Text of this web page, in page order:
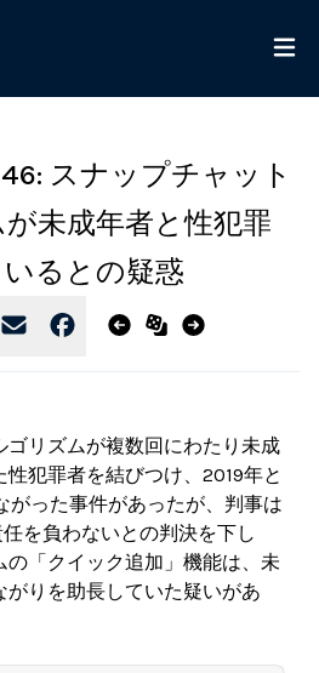
スナップチャット
未成年者と性犯罪
るとの疑惑
ゴリズムが複数回にわたり未成
犯罪者を結びつけ、2019年と
がった事件があったが、判事は
を負わないとの判決を下し
「クイック追加」機能は、未
りを助長していた疑いがあ